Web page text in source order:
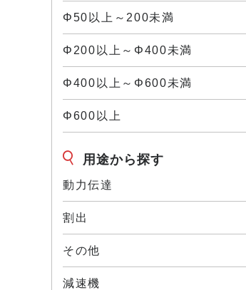
Φ50以上～200未満
Φ200以上～Φ400未満
Φ400以上～Φ600未満
Φ600以上
用途から探す
動力伝達
割出
その他
減速機